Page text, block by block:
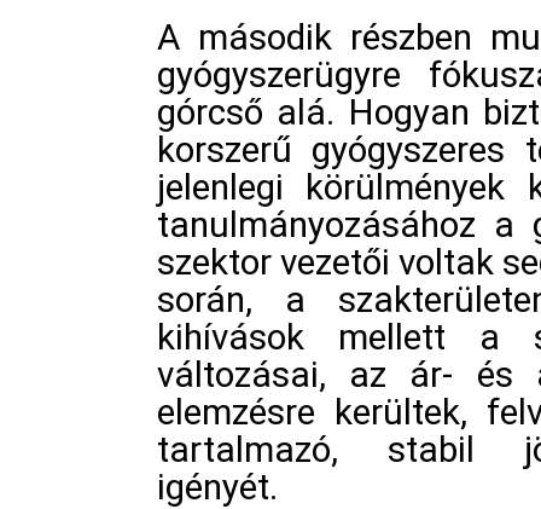
A második részben
gyógyszerügyre
górcső alá. Hogyan
korszerű gyógyszeres
jelenlegi
tanulmányozásához a
szektor vezetői voltak
során, a
kihívások mellett a
változásai, az ár- és
elemzésre kerültek,
tartalmazó, stabil
igényét.